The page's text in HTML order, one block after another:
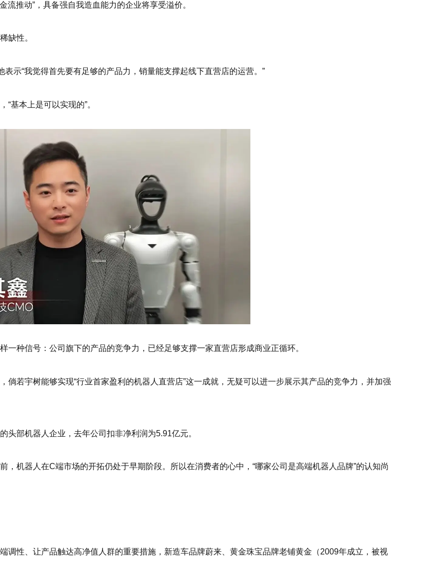
流推动”，具备强自我造血能力的企业将享受溢价。
缺性。
示“我觉得首先要有足够的产品力，销量能支撑起线下直营店的运营。”
基本上是可以实现的”。
种信号：公司旗下的产品的竞争力，已经足够支撑一家直营店形成商业正循环。
若宇树能够实现“行业首家盈利的机器人直营店”这一成就，无疑可以进一步展示其产品的竞争力，并加强
部机器人企业，去年公司扣非净利润为5.91亿元。
，机器人在C端市场的开拓仍处于早期阶段。所以在消费者的心中，“哪家公司是高端机器人品牌”的认知尚
调性、让产品触达高净值人群的重要措施，新造车品牌蔚来、黄金珠宝品牌老铺黄金（2009年成立，被视